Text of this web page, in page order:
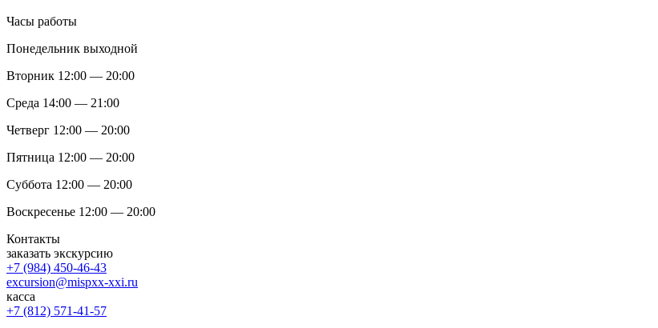
Часы работы
Понедельник выходной
Вторник 12:00 — 20:00
Среда 14:00 — 21:00
Четверг 12:00 — 20:00
Пятница 12:00 — 20:00
Суббота 12:00 — 20:00
Воскресенье 12:00 — 20:00
Контакты
заказать экскурсию
+7 (984) 450-46-43
excursion@mispxx-xxi.ru
касса
+7 (812) 571-41-57